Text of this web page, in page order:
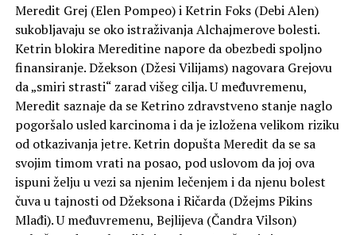
Meredit Grej (Elen Pompeo) i Ketrin Foks (Debi Alen)
sukobljavaju se oko istraživanja Alchajmerove bolesti.
Ketrin blokira Mereditine napore da obezbedi spoljno
finansiranje. Džekson (Džesi Vilijams) nagovara Grejovu
da „smiri strasti“ zarad višeg cilja. U međuvremenu,
Meredit saznaje da se Ketrino zdravstveno stanje naglo
pogoršalo usled karcinoma i da je izložena velikom riziku
od otkazivanja jetre. Ketrin dopušta Meredit da se sa
svojim timom vrati na posao, pod uslovom da joj ova
ispuni želju u vezi sa njenim lečenjem i da njenu bolest
čuva u tajnosti od Džeksona i Ričarda (Džejms Pikins
Mlađi). U međuvremenu, Bejlijeva (Čandra Vilson)